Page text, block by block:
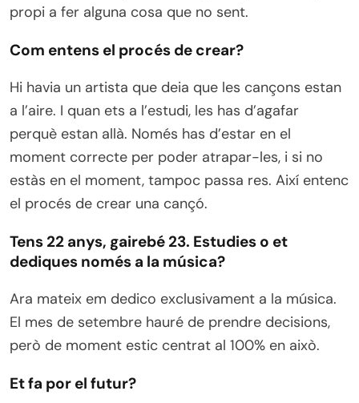
propi a fer alguna cosa que no sent.
Com entens el procés de crear?
Hi havia un artista que deia que les cançons estan
a l’aire. I quan ets a l’estudi, les has d’agafar
perquè estan allà. Només has d’estar en el
moment correcte per poder atrapar-les, i si no
estàs en el moment, tampoc passa res. Així entenc
el procés de crear una cançó.
Tens 22 anys, gairebé 23. Estudies o et
dediques només a la música?
Ara mateix em dedico exclusivament a la música.
El mes de setembre hauré de prendre decisions,
però de moment estic centrat al 100% en això.
Et fa por el futur?